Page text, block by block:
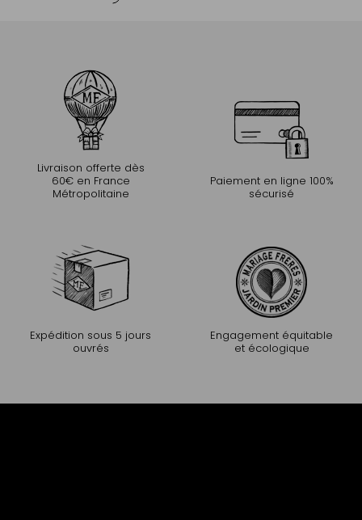
Livraison offerte dès
60€ en France
Métropolitaine
Paiement en ligne 100%
sécurisé
Expédition sous 5 jours
ouvrés
Engagement équitable
et écologique